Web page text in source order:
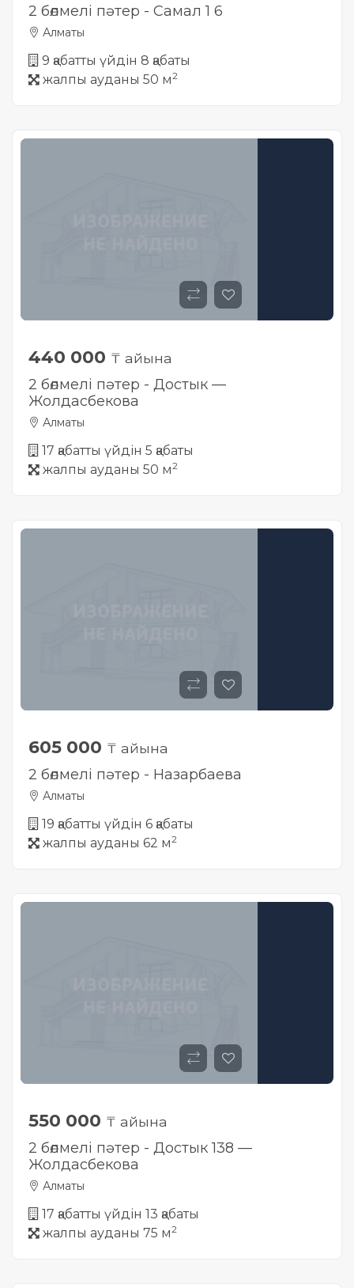
2 бөлмелі пәтер - Самал 1 6
Алматы
9 қабатты үйдін 8 қабаты
жалпы ауданы 50 м2
440 000 ₸ айына
2 бөлмелі пәтер - Достык —
Жолдасбекова
Алматы
17 қабатты үйдін 5 қабаты
жалпы ауданы 50 м2
605 000 ₸ айына
2 бөлмелі пәтер - Назарбаева
Алматы
19 қабатты үйдін 6 қабаты
жалпы ауданы 62 м2
550 000 ₸ айына
2 бөлмелі пәтер - Достык 138 —
Жолдасбекова
Алматы
17 қабатты үйдін 13 қабаты
жалпы ауданы 75 м2